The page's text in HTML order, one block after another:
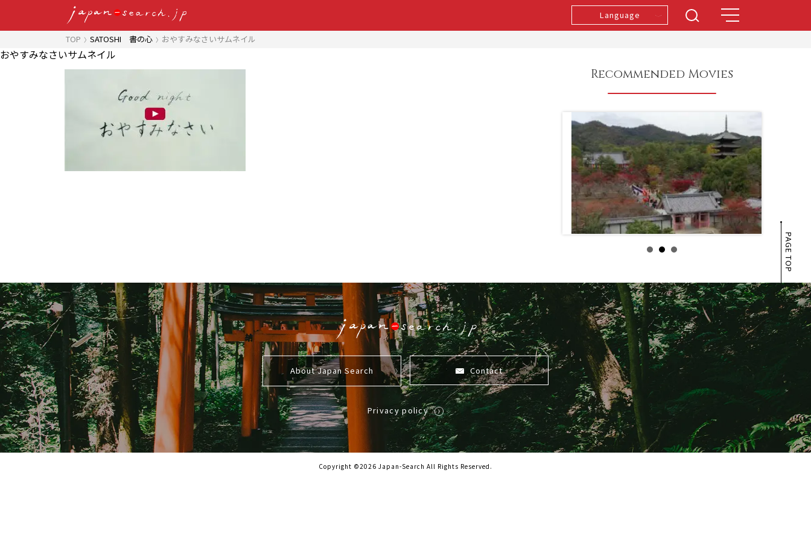
Language
TOP SATOSHI 書の心 おやすみなさいサムネイル
おやすみなさいサムネイル
Recommended Movies
PAGE TOP
About Japan Search Contact
Privacy policy
Copyright ©2026 Japan-Search All Rights Reserved.